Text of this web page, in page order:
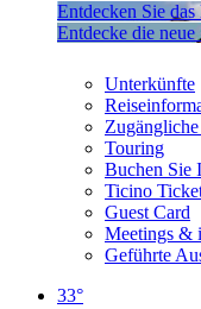
Entdecken Sie
Entdecke die
Unterkünfte
Touring
Buchen Sie
Ticino
Guest Card
Meetings &
Geführte
33°